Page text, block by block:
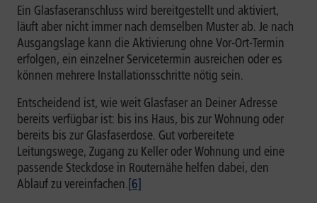
Ein Glasfaseranschluss wird bereitgestellt und aktiviert,
läuft aber nicht immer nach demselben Muster ab. Je nach
Ausgangslage kann die Aktivierung ohne Vor-Ort-Termin
erfolgen, ein einzelner Servicetermin ausreichen oder es
können mehrere Installationsschritte nötig sein.
Entscheidend ist, wie weit Glasfaser an Deiner Adresse
bereits verfügbar ist: bis ins Haus, bis zur Wohnung oder
bereits bis zur Glasfaserdose. Gut vorbereitete
Leitungswege, Zugang zu Keller oder Wohnung und eine
passende Steckdose in Routernähe helfen dabei, den
Ablauf zu vereinfachen.[6]